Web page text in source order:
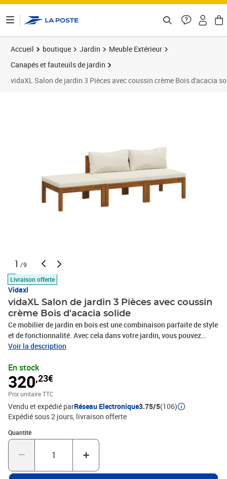
Accueil boutique Jardin
Meuble Extérieur
Canapés et fauteuils de jardin
vidaXL Salon de jardin 3 Pièces avec coussin crème Bois d'acacia
1 /9
Livraison offerte
Vidaxl
vidaXL Salon de jardin 3 Pièces avec coussin
crème Bois d'acacia solide
Ce mobilier de jardin en bois est une combinaison parfaite de style
et de fonctionnalité. Avec cela dans votre jardin, vous pouvez
passer du temps relaxant et apaisant avec votre famille et vos
canapé est solide, robuste et durable; et sa finition à l'huile rend
l'ensemble de canapé adapté à une utilisation en extérieur. Les
coussins amovibles sont bien rembourrés, afin d'offrir un grand
confort d'assise. Une table basse au design à lattes unique est
également incluse. De plus, grâce à sa conception modulaire,
toutes les pièces peuvent être arrangées et personnalisées selon
vos besoins. Cet ensemble de sièges d'extérieur sera sûrement le
point de mire de votre jardin ou patio. Remarque : afin de
prolonger la durée de vie des meubles d'extérieur, nous vous
imperméable.Couleur du coussin : crèmeMatériau : bois d'acacia
Voir la description
En stock
320,23€
Prix unitaire TTC
Vendu et expédié parRéseau Electronique3.75/5(106)
Expédié sous 2 jours livraison offerte
Quantité
Quantité : 1